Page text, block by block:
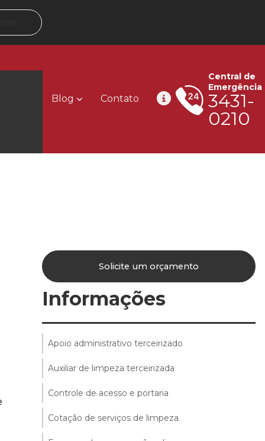
Blog Contato
Central de
Emergência
3431-
0210
Solicite um orçamento
Informações
Apoio administrativo terceirizado
Auxiliar de limpeza terceirizada
Controle de acesso e portaria
Cotação de serviços de limpeza